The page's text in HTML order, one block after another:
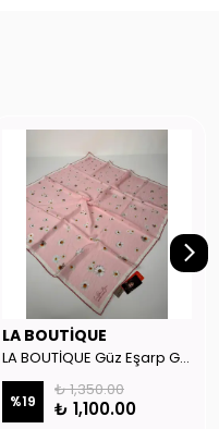
LA BOUTİQUE
LA BOUTİQUE Güz Eşarp GYSE130804
%19
₺ 1,350.00
₺ 1,100.00